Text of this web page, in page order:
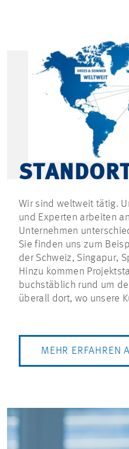
Wir sind weltweit tätig.
und Experten arbeiten
Unternehmen
Sie finden uns zum
der Schweiz, Singapur,
Hinzu kommen
buchstäblich rund um
überall dort, wo unsere
MEHR ERFAHREN